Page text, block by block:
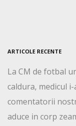
ARTICOLE RECENTE
La CM de fotbal
caldura, medicul
comentatorii
aduce in corp